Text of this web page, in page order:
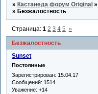
» Кастанеда форум Original
» Безжалостность
Безжалостность
Страница:1 2 3 4 5 »
Sunset
Постоянные
Зарегистрирован: 15.04.17
Сообщений: 1514
Уважение: +14